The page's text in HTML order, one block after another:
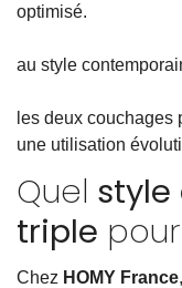
optimisé.
au style
les deux couchages
une utilisation
Quel style
triple
Chez HOMY France